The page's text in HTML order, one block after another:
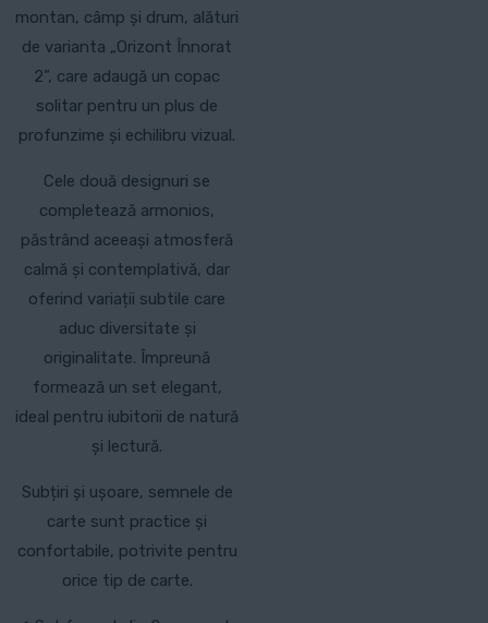
montan, câmp și drum, alături
de varianta „Orizont Înnorat
2”, care adaugă un copac
solitar pentru un plus de
profunzime și echilibru vizual.
Cele două designuri se
completează armonios,
păstrând aceeași atmosferă
calmă și contemplativă, dar
oferind variații subtile care
aduc diversitate și
originalitate. Împreună
formează un set elegant,
ideal pentru iubitorii de natură
și lectură.
Subțiri și ușoare, semnele de
carte sunt practice și
confortabile, potrivite pentru
orice tip de carte.